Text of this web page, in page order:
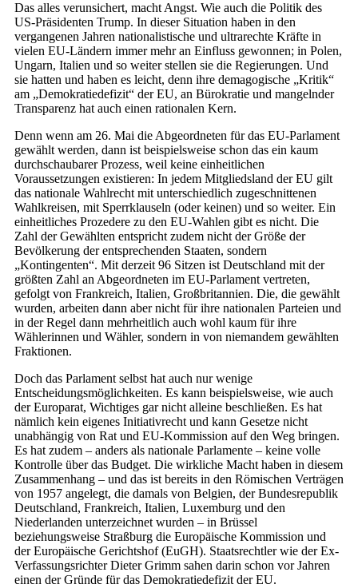
Das alles verunsichert, macht Angst. Wie auch die Politik des
US-Präsidenten Trump. In dieser Situation haben in den
vergangenen Jahren nationalistische und ultrarechte Kräfte in
vielen EU-Ländern immer mehr an Einfluss gewonnen; in Polen,
Ungarn, Italien und so weiter stellen sie die Regierungen. Und
sie hatten und haben es leicht, denn ihre demagogische „Kritik“
am „Demokratiedefizit“ der EU, an Bürokratie und mangelnder
Transparenz hat auch einen rationalen Kern.
Denn wenn am 26. Mai die Abgeordneten für das EU-Parlament
gewählt werden, dann ist beispielsweise schon das ein kaum
durchschaubarer Prozess, weil keine einheitlichen
Voraussetzungen existieren: In jedem Mitgliedsland der EU gilt
das nationale Wahlrecht mit unterschiedlich zugeschnittenen
Wahlkreisen, mit Sperrklauseln (oder keinen) und so weiter. Ein
einheitliches Prozedere zu den EU-Wahlen gibt es nicht. Die
Zahl der Gewählten entspricht zudem nicht der Größe der
Bevölkerung der entsprechenden Staaten, sondern
„Kontingenten“. Mit derzeit 96 Sitzen ist Deutschland mit der
größten Zahl an Abgeordneten im EU-Parlament vertreten,
gefolgt von Frankreich, Italien, Großbritannien. Die, die gewählt
wurden, arbeiten dann aber nicht für ihre nationalen Parteien und
in der Regel dann mehrheitlich auch wohl kaum für ihre
Wählerinnen und Wähler, sondern in von niemandem gewählten
Fraktionen.
Doch das Parlament selbst hat auch nur wenige
Entscheidungsmöglichkeiten. Es kann beispielsweise, wie auch
der Europarat, Wichtiges gar nicht alleine beschließen. Es hat
nämlich kein eigenes Initiativrecht und kann Gesetze nicht
unabhängig von Rat und EU-Kommission auf den Weg bringen.
Es hat zudem – anders als nationale Parlamente – keine volle
Kontrolle über das Budget. Die wirkliche Macht haben in diesem
Zusammenhang – und das ist bereits in den Römischen Verträgen
von 1957 angelegt, die damals von Belgien, der Bundesrepublik
Deutschland, Frankreich, Italien, Luxemburg und den
Niederlanden unterzeichnet wurden – in Brüssel
beziehungsweise Straßburg die Europäische Kommission und
der Europäische Gerichtshof (EuGH). Staatsrechtler wie der Ex-
Verfassungsrichter Dieter Grimm sahen darin schon vor Jahren
einen der Gründe für das Demokratiedefizit der EU.